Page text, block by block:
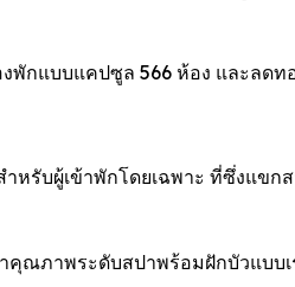
พักแบบแคปซูล 566 ห้อง และลด
รับผู้เข้าพักโดยเฉพาะ ที่ซึ่งแข
ณภาพระดับสปาพร้อมฝักบัวแบบ